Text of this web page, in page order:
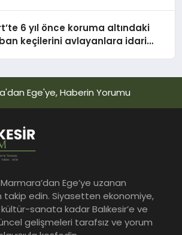
6 yıl önce koruma altındaki
keçilerini avlayanlara idari
Ege'ye, Haberin Yorumu
Ege’ye uzanan
takip edin. Siyasetten ekonomiye,
sanata kadar Balıkesir’e ve
gelişmeleri tarafsız ve yorum